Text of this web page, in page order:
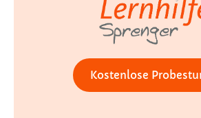
Kostenlose